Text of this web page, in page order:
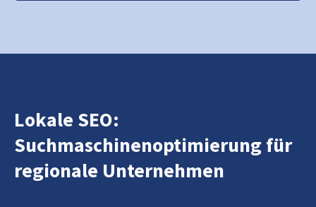
Lokale SEO:
Suchmaschinenoptimierung für
regionale Unternehmen